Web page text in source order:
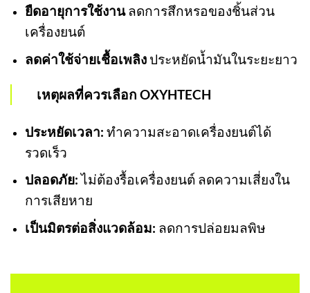
ยืดอายุการใช้งานลดการสึกหรอของชิ้นส่วน
เครื่องยนต์
ลดค่าใช้จ่ายเชื้อเพลิงประหยัดน้ำมันในระยะยาว
เหตุผลที่ควรเลือก OXYHTECH
ประหยัดเวลา: ทำความสะอาดเครื่องยนต์ได้
รวดเร็ว
ปลอดภัย:ไม่ต้องรื้อเครื่องยนต์ ลดความเสี่ยงใน
การเสียหาย
เป็นมิตรต่อสิ่งแวดล้อม: ลดการปล่อยมลพิษ